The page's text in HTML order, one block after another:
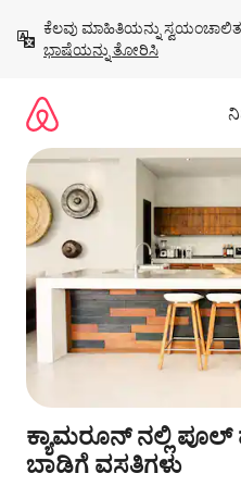
ಹೋಗಿ
ಕೆಲವು ಮಾಹಿತಿಯನ್ನು
ಭಾಷೆಯನ್ನು ತೋರಿಸಿ
ಕ್ಯಾಮರೂನ್ ನಲ್ಲಿ
ಬಾಡಿಗೆ ವಸತಿಗಳು